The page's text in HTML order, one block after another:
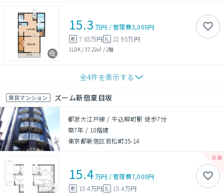
15.3 万円 /管理費3,000円
敷 7.65万円 礼 22.95万円
1LDK/37.22㎡ / 2階
全4件を表示する
賃貸マンション ズーム新宿夏目坂
都営大江戸線 / 牛込柳町駅 徒歩7分
築7年 / 10階建
東京都新宿区若松町35-14
15.4万円 /管理費7,000円
敷 15.4万円 礼 15.4万円